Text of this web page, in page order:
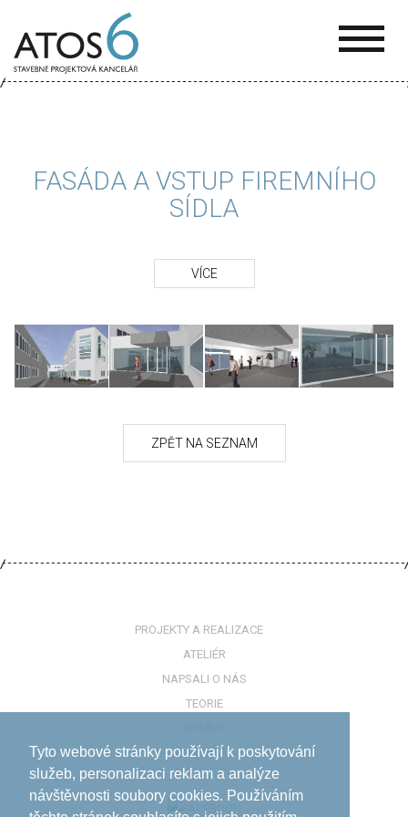
Tyto webové stránky používají k poskytování
služeb, personalizaci reklam a analýze
návštěvnosti soubory cookies. Používáním
6
FASÁDA A VSTUP FIREMNÍHO
SÍDLA
VÍCE
PROJEKTY A REALIZACE
ATELIÉR
NAPSALI O NÁS
TEORIE
KONTAKTY